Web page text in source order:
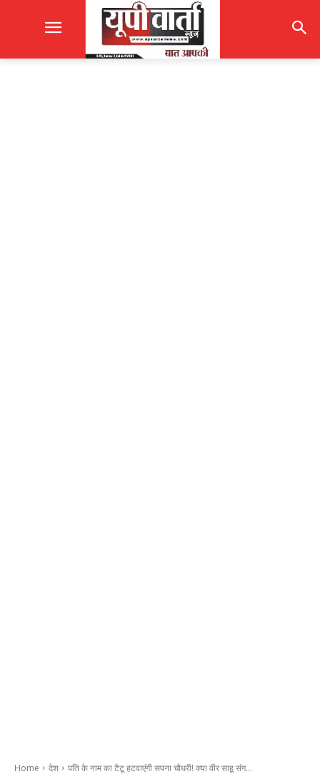
Home देश पति के नाम का टैटू हटवाएंगी सपना चौधरी! क्या वीर साहू संग...